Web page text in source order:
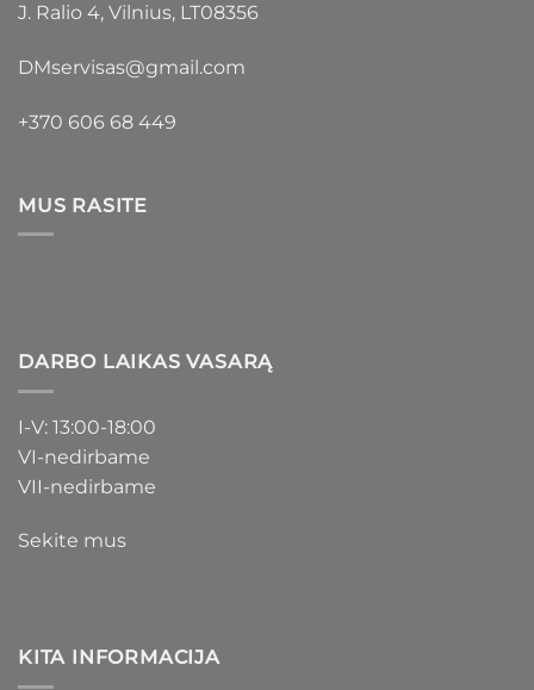
J. Ralio 4, Vilnius, LT08356
DMservisas@gmail.com
+370 606 68 449
MUS RASITE
DARBO LAIKAS VASARĄ
I-V: 13:00-18:00
VI-nedirbame
VII-nedirbame
Sekite mus
KITA INFORMACIJA